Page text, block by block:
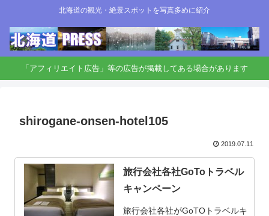
北海道の観光・絶景スポットを写真多めに紹介
「アフィリエイト広告」等の広告が掲載してある場合があります
shirogane-onsen-hotel105
2019.07.11
旅行会社各社GoToトラベル
キャンペーン
旅行会社各社がGoTOトラベルキ